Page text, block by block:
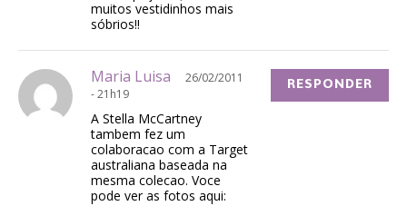
muitos vestidinhos mais
sóbrios!!
Maria Luisa
26/02/2011
- 21h19
A Stella McCartney
tambem fez um
colaboracao com a Target
australiana baseada na
mesma colecao. Voce
pode ver as fotos aqui:
RESPONDER